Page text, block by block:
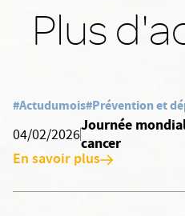
Plus
#Actudumois#Prévention et
04/02/2026
Journée
cancer
En savoir plus